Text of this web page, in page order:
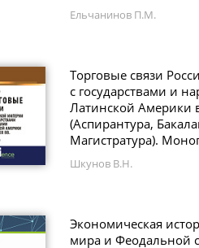
Ельчанинов П.М.
Торговые связи
с государствами и
Латинской Америки
(Аспирантура,
Магистратура).
Шкунов В.Н.
Экономическая
мира и Феодальной